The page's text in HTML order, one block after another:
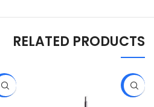
RELATED PRODUCTS
-38%
-38%